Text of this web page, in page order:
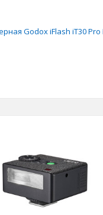
Godox iFlash iT30 Pro